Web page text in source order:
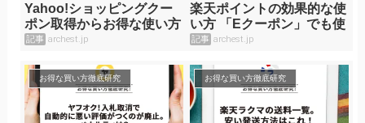
Yahoo!ショッピングクー
ポン取得からお得な使い方
まで
記事 archest.jp
楽天ポイントの効果的な使
い方 「Eクーポン」でも使
えます
記事 archest.jp
お得な買い方徹底研究 お得な買い方徹底研究